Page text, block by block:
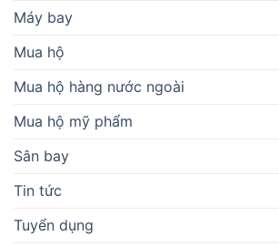
Máy bay
Mua hộ
Mua hộ hàng nước ngoài
Mua hộ mỹ phẩm
Sân bay
Tin tức
Tuyển dụng